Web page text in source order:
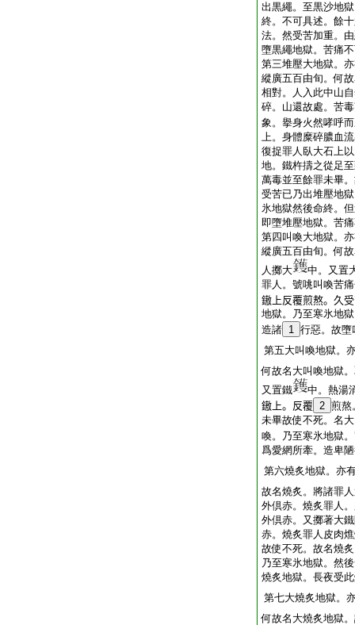
出黒繩。至黒沙地
終。不可具述。餘
法。然受苦加重。
墮黒繩地獄。苦痛
第三堆壓大地獄。
縱廣五百由旬。何
相對。人入此中山
碎。山還故處。苦
象。擧身火然哮呼
上。身體糜碎膿血
復捉罪人臥大石上
地。鐵杵擣之從足
萬毒並至餘罪未畢
受苦已乃出堆壓地
氷地獄然後命終。
即墮堆壓地獄。苦
第四叫喚大地獄。
縱廣五百由旬。何
人擲大
中。又置
罪人。號咷叫喚苦
𨫼上反覆煎熬。久
地獄。乃至寒氷地
造諸 1 行惡。故墮
第五大叫喚地獄。
何故名大叫喚地獄
又置鐵
中。熱湯
𨫼上。反覆 2 煎熬
未畢故使不死。名
喚。乃至寒氷地獄
爲愛網所牽。造卑
第六燒炙地獄。亦
故名燒炙。將諸罪
外倶赤。燒炙罪人
外倶赤。又擲著大
赤。燒炙罪人皮肉
故使不死。故名燒
乃至寒氷地獄。然
燒炙地獄。長夜受
第七大燒炙地獄。
何故名大燒炙地獄